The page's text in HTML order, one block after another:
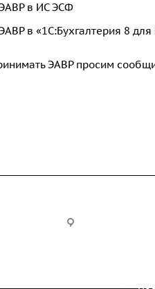
в ИС ЭСФ
в «1С:Бухгалтерия 8
ЭАВР просим